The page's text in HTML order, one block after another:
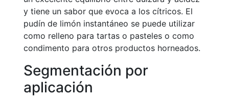
y tiene un sabor que evoca a los cítricos. El
pudín de limón instantáneo se puede utilizar
como relleno para tartas o pasteles o como
condimento para otros productos horneados.
Segmentación por
aplicación